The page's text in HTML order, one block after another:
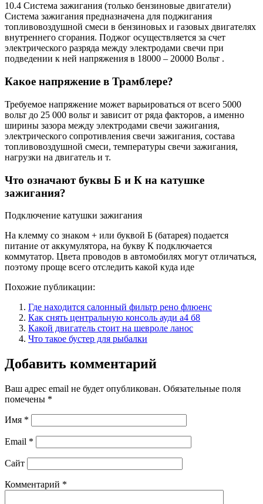
10.4 Система зажигания (только бензиновые двигатели)
Система зажигания предназначена для поджигания
топливовоздушной смеси в бензиновых и газовых двигателях
внутреннего сгорания. Поджог осуществляется за счет
электрического разряда между электродами свечи при
подведении к ней напряжения в 18000 – 20000 Вольт .
Какое напряжение в Трамблере?
Требуемое напряжение может варьироваться от всего 5000
вольт до 25 000 вольт и зависит от ряда факторов, а именно
ширины зазора между электродами свечи зажигания,
электрического сопротивления свечи зажигания, состава
топливовоздушной смеси, температуры свечи зажигания,
нагрузки на двигатель и т.
Что означают буквы Б и К на катушке
зажигания?
Подключение катушки зажигания
На клемму со знаком + или буквой Б (батарея) подается
питание от аккумулятора, на букву К подключается
коммутатор. Цвета проводов в автомобилях могут отличаться,
поэтому проще всего отследить какой куда иде
Похожие публикации:
Где находится салонный фильтр рено флюенс
Как снять центральную консоль ауди а4 б8
Какой двигатель стоит на шевроле ланос
Что такое бустер для рыбалки
Добавить комментарий
Ваш адрес email не будет опубликован. Обязательные поля
помечены *
Имя *
Email *
Сайт
Комментарий *